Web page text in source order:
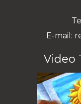
E-mail:
Video